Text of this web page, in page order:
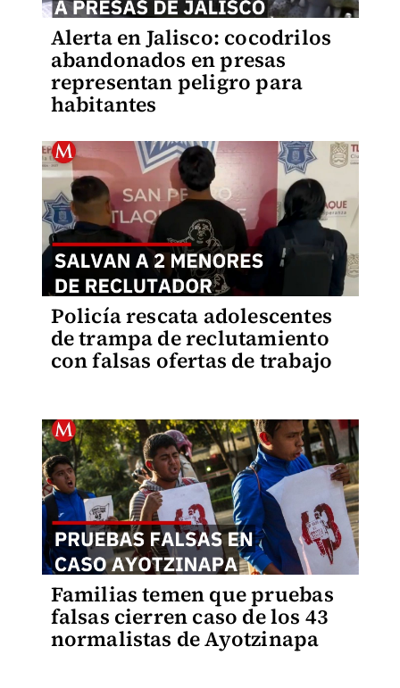
Alerta en Jalisco: cocodrilos
abandonados en presas
representan peligro para
habitantes
Policía rescata adolescentes
de trampa de reclutamiento
con falsas ofertas de trabajo
Familias temen que pruebas
falsas cierren caso de los 43
normalistas de Ayotzinapa